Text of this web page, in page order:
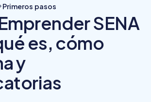
Primeros pasos
SENA
es, cómo
y